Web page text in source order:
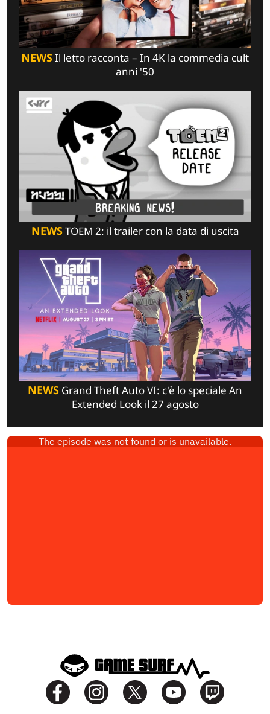
NEWSIl letto racconta – In 4K la commedia cult
anni '50
NEWSTOEM 2: il trailer con la data di uscita
NEWS Grand Theft Auto VI: c'è lo speciale An
Extended Look il 27 agosto